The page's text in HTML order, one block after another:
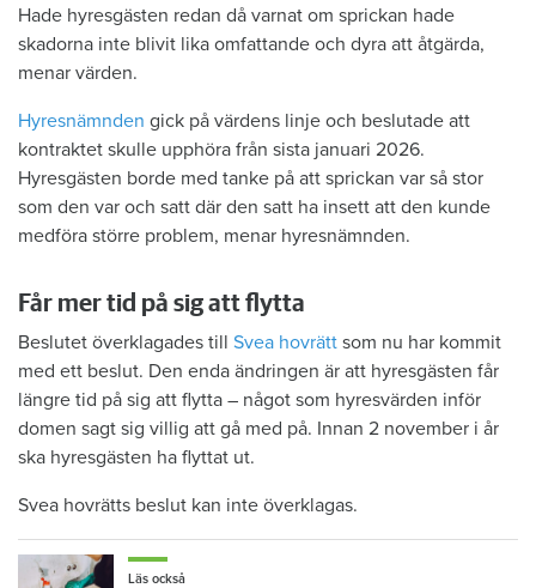
Hade hyresgästen redan då varnat om sprickan hade
skadorna inte blivit lika omfattande och dyra att åtgärda,
menar värden.
Hyresnämnden gick på värdens linje och beslutade att
kontraktet skulle upphöra från sista januari 2026.
Hyresgästen borde med tanke på att sprickan var så stor
som den var och satt där den satt ha insett att den kunde
medföra större problem, menar hyresnämnden.
Får mer tid på sig att flytta
Beslutet överklagades till Svea hovrätt som nu har kommit
med ett beslut. Den enda ändringen är att hyresgästen får
längre tid på sig att flytta – något som hyresvärden inför
domen sagt sig villig att gå med på. Innan 2 november i år
ska hyresgästen ha flyttat ut.
Svea hovrätts beslut kan inte överklagas.
Läs också